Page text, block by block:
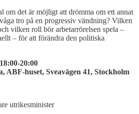
om det är möjligt att drömma om ett annat
tro på en progressiv vändning? Vilken
vilken roll bör arbetarrörelsen spela –
– för att förändra den politiska
20:00
ABF-huset, Sveavägen 41, Stockholm
utrikesminister